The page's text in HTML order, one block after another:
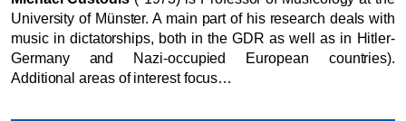
University of Münster. A main part of his research deals with
music in dictatorships, both in the GDR as well as in Hitler-
Germany and Nazi-occupied European countries).
Additional areas of interest focus…